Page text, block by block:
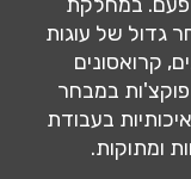
גדול של עוגות
קרואסונים
במבחר
בעבודת
ומתוקות.